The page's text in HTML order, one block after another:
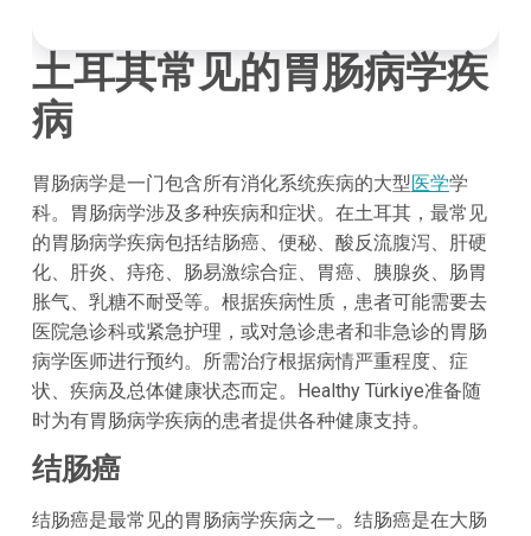
土耳其常见的胃肠病学疾
病
胃肠病学是一门包含所有消化系统疾病的大型医学学
科。胃肠病学涉及多种疾病和症状。在土耳其，最常见
的胃肠病学疾病包括结肠癌、便秘、酸反流腹泻、肝硬
化、肝炎、痔疮、肠易激综合症、胃癌、胰腺炎、肠胃
胀气、乳糖不耐受等。根据疾病性质，患者可能需要去
医院急诊科或紧急护理，或对急诊患者和非急诊的胃肠
病学医师进行预约。所需治疗根据病情严重程度、症
状、疾病及总体健康状态而定。Healthy Türkiye准备随
时为有胃肠病学疾病的患者提供各种健康支持。
结肠癌
结肠癌是最常见的胃肠病学疾病之一。结肠癌是在大肠